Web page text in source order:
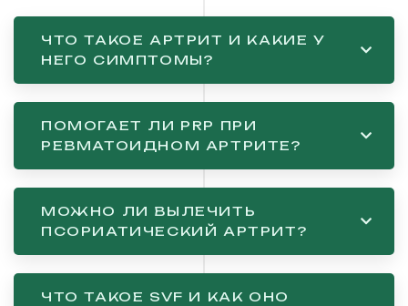
ЧТО ТАКОЕ АРТРИТ И КАКИЕ У
НЕГО СИМПТОМЫ?
ПОМОГАЕТ ЛИ PRP ПРИ
РЕВМАТОИДНОМ АРТРИТЕ?
МОЖНО ЛИ ВЫЛЕЧИТЬ
ПСОРИАТИЧЕСКИЙ АРТРИТ?
ЧТО ТАКОЕ SVF И КАК ОНО